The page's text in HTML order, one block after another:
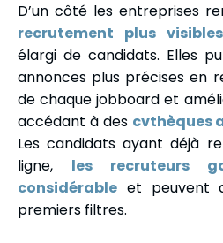
D’un côté les entreprises
recrutement plus visibles
élargi de candidats. Elles
annonces plus précises en
de chaque jobboard et
accédant à des cvthèques
Les candidats ayant déjà
ligne, les recruteurs
considérable et peuvent
premiers filtres.